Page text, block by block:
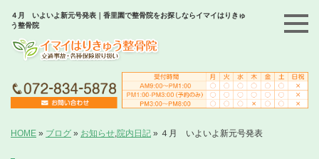
４月 いよいよ新元号発表｜香里園で整骨院をお探しならイマイはりきゅ
う整骨院
HOME » ブログ » お知らせ,院内日記 » ４月 いよいよ新元号発表